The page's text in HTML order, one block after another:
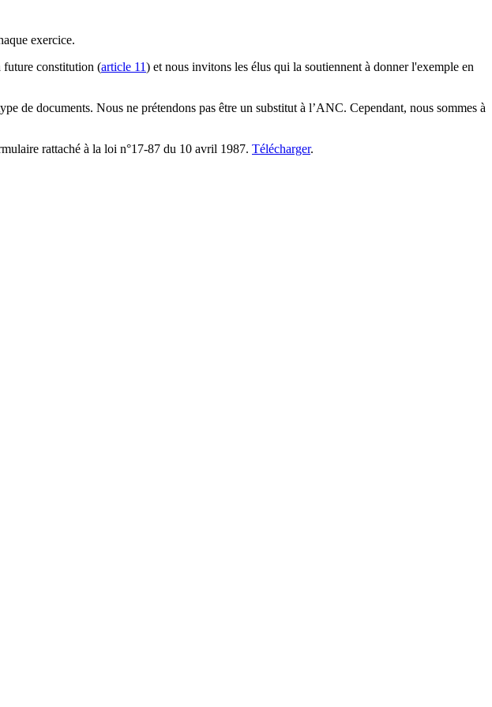
exercice.
future constitution (article 11) et nous invitons les élus qui la soutiennent à donner l'exemple en
de documents. Nous ne prétendons pas être un substitut à l’ANC. Cependant, nous sommes à
rattaché à la loi n°17-87 du 10 avril 1987. Télécharger.